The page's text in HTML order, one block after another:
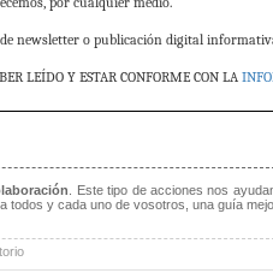
newsletter o publicación digital
LEÍDO Y ESTAR CONFORME CON LA
. Este tipo de acciones nos
todos y cada uno de vosotros, una guía